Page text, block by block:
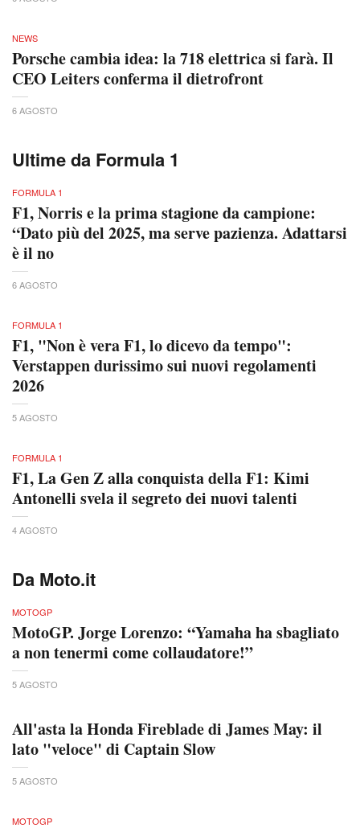
NEWS
Porsche cambia idea: la 718 elettrica si farà. Il
CEO Leiters conferma il dietrofront
6 AGOSTO
Ultime da Formula 1
FORMULA 1
F1, Norris e la prima stagione da campione:
“Dato più del 2025, ma serve pazienza. Adattarsi
è il no
6 AGOSTO
FORMULA 1
F1, "Non è vera F1, lo dicevo da tempo":
Verstappen durissimo sui nuovi regolamenti
2026
5 AGOSTO
FORMULA 1
F1, La Gen Z alla conquista della F1: Kimi
Antonelli svela il segreto dei nuovi talenti
4 AGOSTO
Da Moto.it
MOTOGP
MotoGP. Jorge Lorenzo: “Yamaha ha sbagliato
a non tenermi come collaudatore!”
5 AGOSTO
All'asta la Honda Fireblade di James May: il
lato "veloce" di Captain Slow
5 AGOSTO
MOTOGP